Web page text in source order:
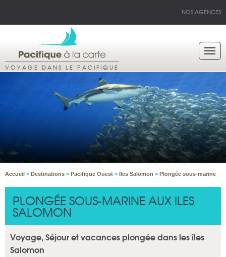
NOS AGENCES
VOYAGE DANS LE PACIFIQUE
Accueil > Destinations > Pacifique Ouest > Iles Salomon > Plongée sous-marine
PLONGÉE SOUS-MARINE AUX ILES
SALOMON
Voyage, Séjour et vacances plongée dans les îles
Salomon